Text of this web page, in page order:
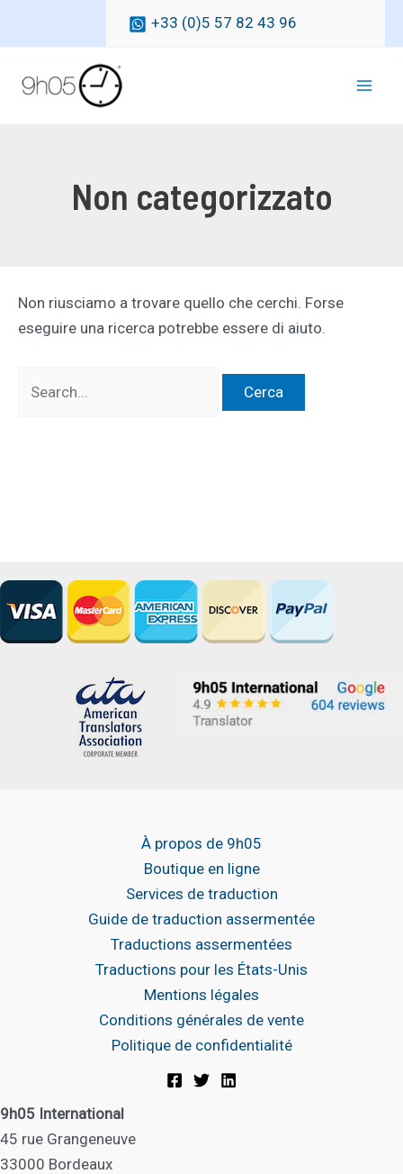
+33 (0)5 57 82 43 96
Non categorizzato
Non riusciamo a trovare quello che cerchi. Forse
eseguire una ricerca potrebbe essere di aiuto.
À propos de 9h05
Boutique en ligne
Services de traduction
Guide de traduction assermentée
Traductions assermentées
Traductions pour les États-Unis
Mentions légales
Conditions générales de vente
Politique de confidentialité
9h05 International
45 rue Grangeneuve
33000 Bordeaux